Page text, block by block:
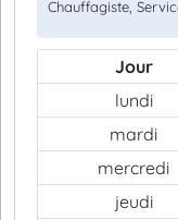
Chauffagiste,
Jour
lundi
mardi
mercredi
jeudi